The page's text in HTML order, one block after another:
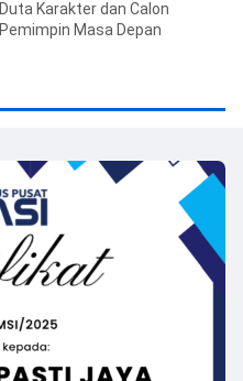
Duta Karakter dan Calon
Pemimpin Masa Depan